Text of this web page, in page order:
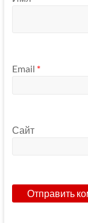
Email *
Сайт